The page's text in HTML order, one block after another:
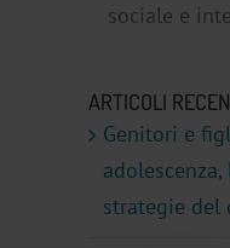
sociale e
ARTICOLI
Genitori e
adolescenza,
strategie del